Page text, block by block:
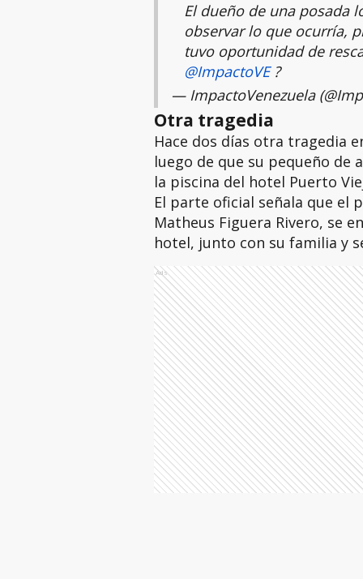
El dueño de una posada
observar lo que ocurría,
tuvo oportunidad de
@ImpactoVE?
— ImpactoVenezuela
Otra tragedia
Hace dos días otra tragedia
luego de que su pequeño de
la piscina del hotel Puerto
El parte oficial señala que el
Matheus Figuera Rivero, se
hotel, junto con su familia y
Ads